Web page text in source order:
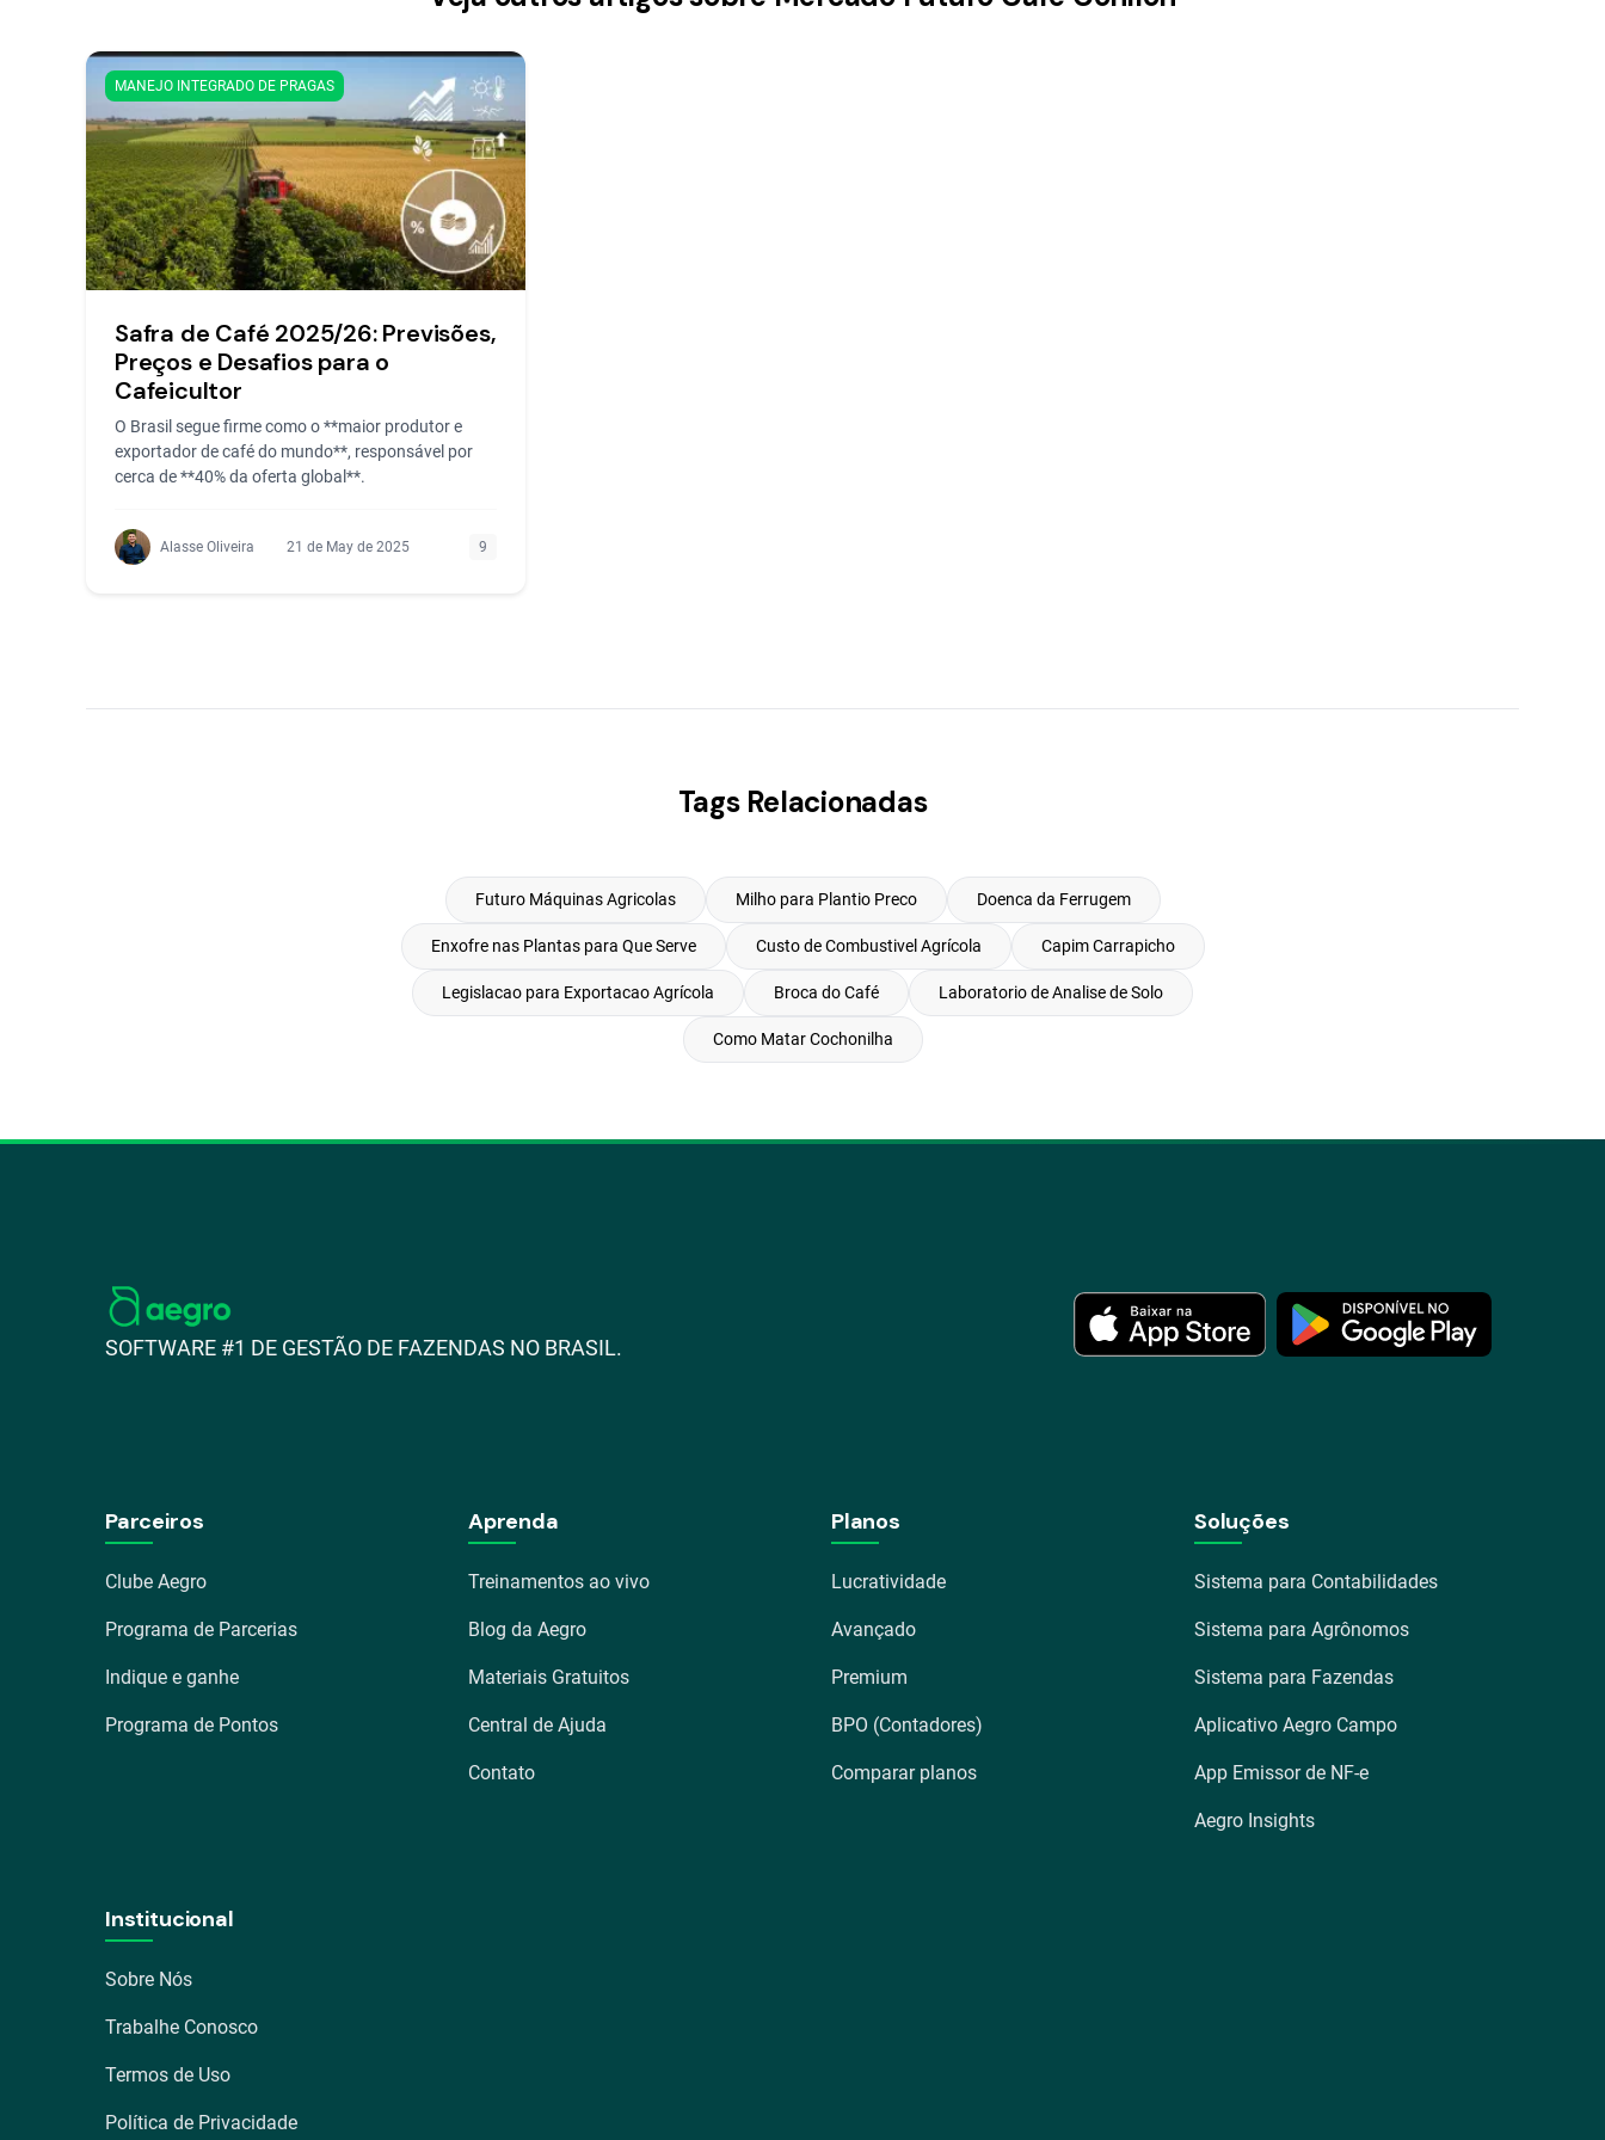
MANEJO INTEGRADO DE PRAGAS
Safra de Café 2025/26: Previsões,
Preços e Desafios para o
Cafeicultor
O Brasil segue firme como o **maior produtor e
exportador de café do mundo**, responsável por
cerca de **40% da oferta global**.
Alasse Oliveira 21 de May de 2025 9
Tags Relacionadas
Futuro Máquinas Agricolas Milho para Plantio Preco Doenca da Ferrugem
Enxofre nas Plantas para Que Serve Custo de Combustivel Agrícola Capim Carrapicho
Legislacao para Exportacao Agrícola Broca do Café Laboratorio de Analise de Solo
Como Matar Cochonilha
SOFTWARE #1 DE GESTÃO DE FAZENDAS NO BRASIL.
Parceiros
Clube Aegro
Programa de Parcerias
Indique e ganhe
Programa de Pontos
Aprenda
Treinamentos ao vivo
Blog da Aegro
Materiais Gratuitos
Central de Ajuda
Contato
Planos
Lucratividade
Avançado
Premium
BPO (Contadores)
Comparar planos
Soluções
Sistema para Contabilidades
Sistema para Agrônomos
Sistema para Fazendas
Aplicativo Aegro Campo
App Emissor de NF-e
Aegro Insights
Institucional
Sobre Nós
Trabalhe Conosco
Termos de Uso
Política de Privacidade